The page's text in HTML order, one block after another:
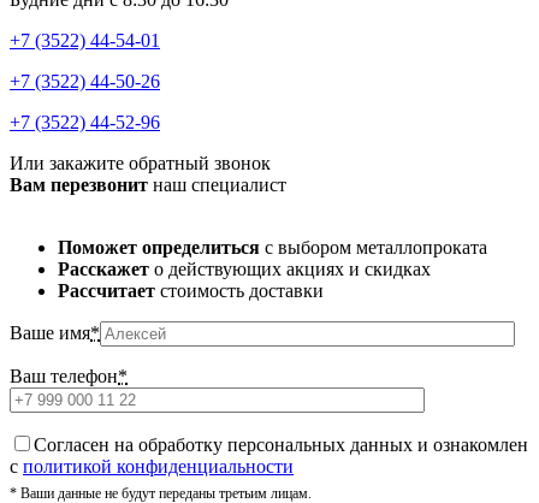
+7 (3522) 44-54-01
+7 (3522) 44-50-26
+7 (3522) 44-52-96
Или закажите обратный звонок
Вам перезвонит наш специалист
Поможет определиться с выбором металлопроката
Расскажет о действующих акциях и скидках
Рассчитает стоимость доставки
Ваше имя*
Ваш телефон*
Cогласен на обработку персональных данных и ознакомлен
с политикой конфиденциальности
* Ваши данные не будут переданы третьим лицам.